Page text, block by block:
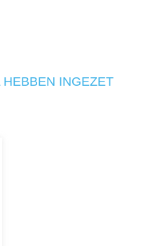
INGEZET